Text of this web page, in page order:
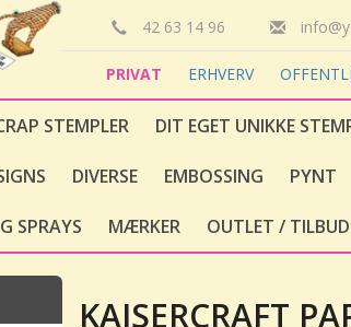
42 63 14 96
PRIVAT ERHVERV
STEMPLER DIT EGET UNIKKE
DIVERSE EMBOSSING PYNT
SPRAYS MÆRKER OUTLET / TILBUD
KAISERCRAFT